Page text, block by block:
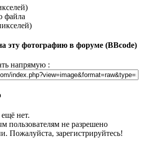
файла
эту фотографию в форуме (BBcode)
напрямую :
нет.
пользователям не разрешено
Пожалуйста, зарегистрируйтесь!